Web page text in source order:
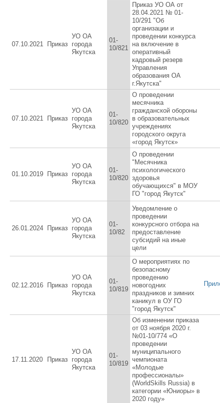
07.10.2021 Приказ
УО ОА
города
Якутска
01-
10/821
Приказ УО ОА от
28.04.2021 № 01-
10/291 "Об
организации и
проведении конкурса
на включение в
оперативный
кадровый резерв
Управления
образования ОА
г.Якутска"
07.10.2021 Приказ
УО ОА
города
Якутска
01-
10/820
О проведении
месячника
гражданской обороны
в образовательных
учреждениях
городского округа
«город Якутск»
01.10.2019 Приказ
УО ОА
города
Якутска
01-
10/820
O проведении
"Месячника
психологического
здоровья
обучающихся" в МОУ
ГО "город Якутск"
26.01.2024 Приказ
УО ОА
города
Якутска
01-
10/82
Уведомление о
проведении
конкурсного отбора на
предоставление
субсидий на иные
цели
02.12.2016 Приказ
УО ОА
города
Якутска
01-
10/819
О мероприятиях по
безопасному
проведению
новогодних
праздников и зимних
каникул в ОУ ГО
"город Якутск"
17.11.2020 Приказ
УО ОА
города
Якутска
01-
10/819
Об изменении приказа
от 03 ноября 2020 г.
№01-10/774 «О
проведении
муниципального
чемпионата
«Молодые
профессионалы»
(WorldSkills Russia) в
категории «Юниоры» в
2020 году»